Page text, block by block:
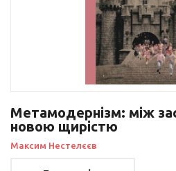
Метамодернізм: між
новою щирістю
Максим Нестелєєв